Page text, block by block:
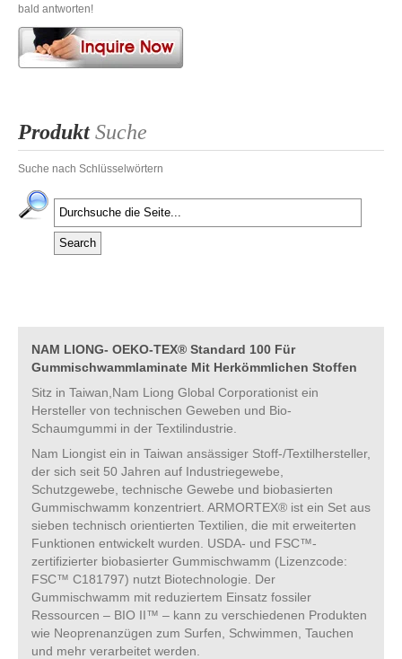
bald antworten!
ProduktSuche
Suche nach Schlüsselwörtern
NAM LIONG- OEKO-TEX® Standard 100 Für
Gummischwammlaminate Mit Herkömmlichen Stoffen
Sitz in Taiwan,Nam Liong Global Corporationist ein
Hersteller von technischen Geweben und Bio-
Schaumgummi in der Textilindustrie.
Nam Liongist ein in Taiwan ansässiger Stoff-/Textilhersteller,
der sich seit 50 Jahren auf Industriegewebe,
Schutzgewebe, technische Gewebe und biobasierten
Gummischwamm konzentriert. ARMORTEX® ist ein Set aus
sieben technisch orientierten Textilien, die mit erweiterten
Funktionen entwickelt wurden. USDA- und FSC™-
zertifizierter biobasierter Gummischwamm (Lizenzcode:
FSC™ C181797) nutzt Biotechnologie. Der
Gummischwamm mit reduziertem Einsatz fossiler
Ressourcen – BIO II™ – kann zu verschiedenen Produkten
wie Neoprenanzügen zum Surfen, Schwimmen, Tauchen
und mehr verarbeitet werden.